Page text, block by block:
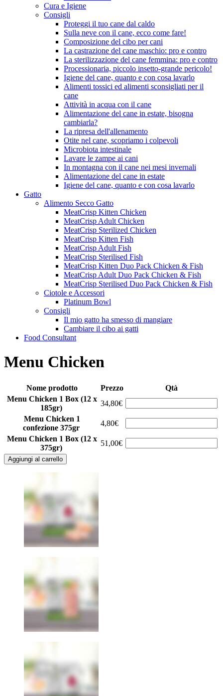
Cura e Igiene
Consigli
Proteggi il tuo cane dal caldo
Sulla neve con il cane, ecco come fare!
Composizione del cibo per cani
La castrazione del cane maschio: pro e contro
La sterilizzazione del cane femmina: pro e contro
Processionaria, piccolo insetto-grande pericolo!
Igiene del cane, quanto e con cosa lavarlo
Alimenti tossici ed alimenti sconsigliati per il
cane
Attività in acqua con il cane
Alimentazione del cane in estate, bisogna
cambiarla?
La ripresa dell'allenamento
Otite nel cane, scopriamo i colpevoli
Microbiota intestinale
Lavare le zampe ai cani
In montagna con il cane nei mesi invernali
Alimentazione del cane in estate
Igiene del cane, quanto e con cosa lavarlo
Gatto
Alimento Secco Gatto
MeatCrisp Kitten Chicken
MeatCrisp Adult Chicken
MeatCrisp Sterilized Chicken
MeatCrisp Kitten Fish
MeatCrisp Adult Fish
MeatCrisp Sterilised Fish
MeatCrisp Kitten Duo Pack Chicken & Fish
MeatCrisp Adult Duo Pack Chicken & Fish
MeatCrisp Sterilised Duo Pack Chicken & Fish
Ciotole e Accessori
Platinum Bowl
Consigli
Il mio gatto ha smesso di mangiare
Cambiare il cibo ai gatti
Food Consultant
Menu Chicken
Nome prodotto Prezzo
Qtà
Menu Chicken 1 Box (12 x
185gr)
34,80€
Menu Chicken 1
confezione 375gr
4,80€
Menu Chicken 1 Box (12 x
375gr)
51,00€
Aggiungi al carrello